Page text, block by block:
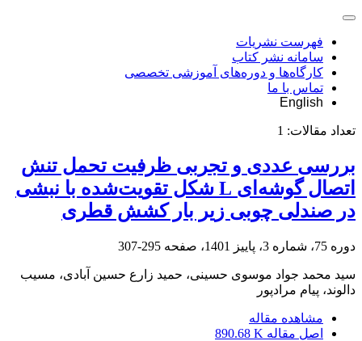
فهرست نشریات
سامانه نشر کتاب
کارگاه‌ها و دوره‌های آموزشی تخصصی
تماس با ما
English
تعداد مقالات: 1
بررسی عددی و تجربی ظرفیت تحمل تنش
اتصال گوشه‌ای L شکل تقویت‌شده با نبشی
در صندلی چوبی زیر بار کشش قطری
دوره 75، شماره 3، پاییز 1401، صفحه 295-307
سید محمد جواد موسوی حسینی، حمید زارع حسین آبادی، مسیب
دالوند، پیام مرادپور
مشاهده مقاله
اصل مقاله 890.68 K